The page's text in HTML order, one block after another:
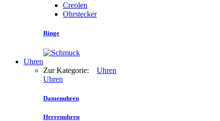
Creolen
Ohrstecker
Ringe
Uhren
Zur Kategorie: Uhren
Uhren
Damenuhren
Herrenuhren